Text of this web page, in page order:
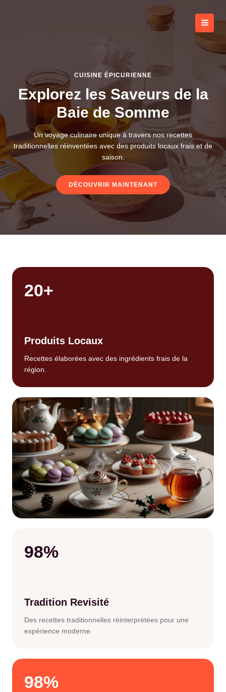
CUISINE ÉPICURIENNE
Explorez les Saveurs de la
Baie de Somme
Un voyage culinaire unique à travers nos recettes
traditionnelles réinventées avec des produits locaux frais et de
saison.
DÉCOUVRIR MAINTENANT
20+
Produits Locaux
Recettes élaborées avec des ingrédients frais de la
région.
98%
Tradition Revisité
Des recettes traditionnelles réinterprétées pour une
expérience moderne.
98%